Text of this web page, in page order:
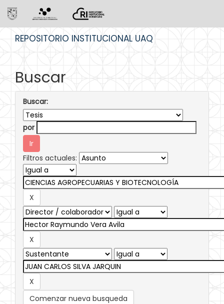
REPOSITORIO INSTITUCIONAL UAQ
Buscar
Buscar:
por
Filtros actuales:
Comenzar nueva busqueda